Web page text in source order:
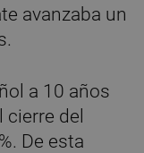
avanzaba un
a 10 años
del
De esta